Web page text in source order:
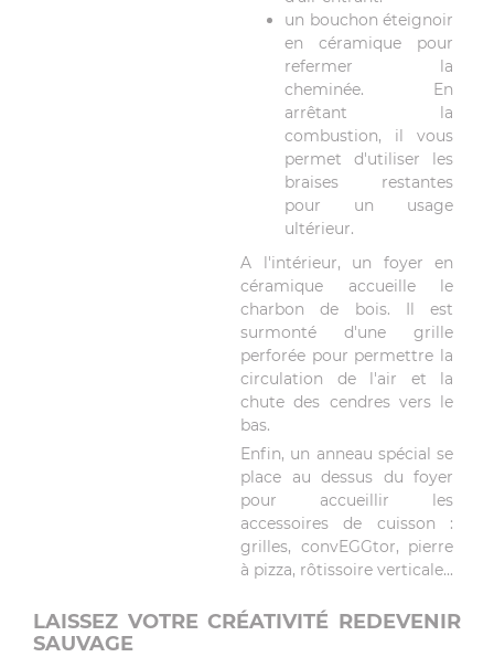
un bouchon éteignoir
en céramique pour
refermer la
cheminée. En
arrêtant la
combustion, il vous
permet d'utiliser les
braises restantes
pour un usage
ultérieur.
A l'intérieur, un foyer en
céramique accueille le
charbon de bois. Il est
surmonté d'une grille
perforée pour permettre la
circulation de l'air et la
chute des cendres vers le
bas.
Enfin, un anneau spécial se
place au dessus du foyer
pour accueillir les
accessoires de cuisson :
grilles, convEGGtor, pierre
à pizza, rôtissoire verticale...
LAISSEZ VOTRE CRÉATIVITÉ REDEVENIR
SAUVAGE